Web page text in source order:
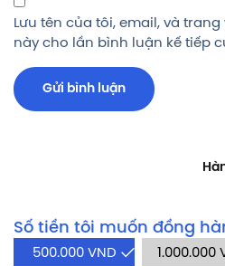
Lưu tên của tôi, email, và
này cho lần bình luận kế tiếp
Số tiền tôi muốn đồng
500.000 VND 1.000.000